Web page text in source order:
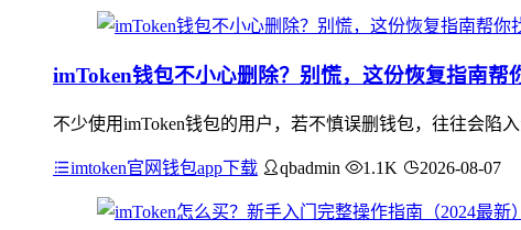
imToken钱包不小心删除？别慌，这份恢复指南帮
不少使用imToken钱包的用户，若不慎误删钱包，往往会陷
imtoken官网钱包app下载 qbadmin 1.1K 2026-08-07